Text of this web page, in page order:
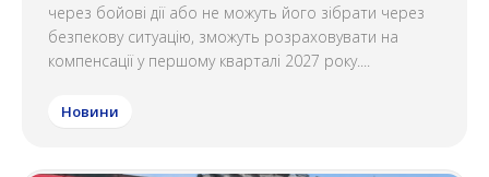
через бойові дії або не можуть його зібрати через
безпекову ситуацію, зможуть розраховувати на
компенсації у першому кварталі 2027 року....
Новини